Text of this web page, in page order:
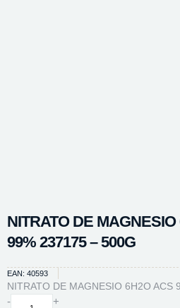
NITRATO DE
99% 237175 – 500G
EAN: 40593
NITRATO DE MAGNESIO 6H2O ACS
-
NITRATO +